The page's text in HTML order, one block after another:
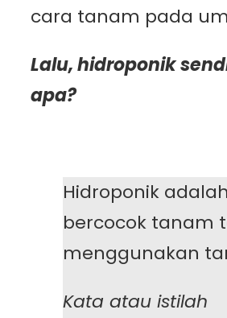
cara tanam pada
Lalu, hidroponik
apa?
Hidroponik
bercocok tanam
menggunakan
Kata atau istilah